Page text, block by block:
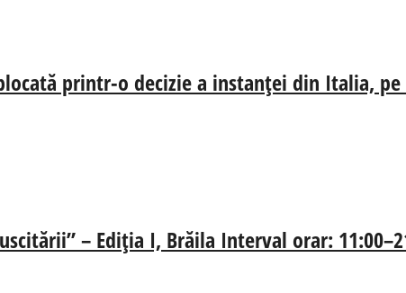
printr-o decizie a instanței din Italia,
– Ediția I, Brăila Interval orar: